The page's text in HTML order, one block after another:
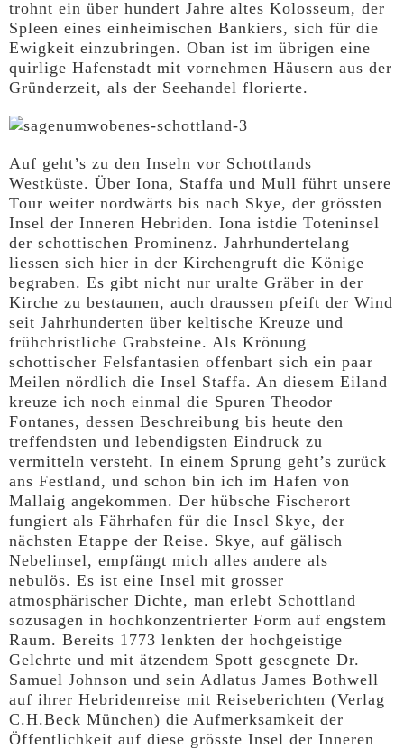
trohnt ein über hundert Jahre altes Kolosseum, der
Spleen eines einheimischen Bankiers, sich für die
Ewigkeit einzubringen. Oban ist im übrigen eine
quirlige Hafenstadt mit vornehmen Häusern aus der
Gründerzeit, als der Seehandel florierte.
Auf geht’s zu den Inseln vor Schottlands
Westküste. Über Iona, Staffa und Mull führt unsere
Tour weiter nordwärts bis nach Skye, der grössten
Insel der Inneren Hebriden. Iona istdie Toteninsel
der schottischen Prominenz. Jahrhundertelang
liessen sich hier in der Kirchengruft die Könige
begraben. Es gibt nicht nur uralte Gräber in der
Kirche zu bestaunen, auch draussen pfeift der Wind
seit Jahrhunderten über keltische Kreuze und
frühchristliche Grabsteine. Als Krönung
schottischer Felsfantasien offenbart sich ein paar
Meilen nördlich die Insel Staffa. An diesem Eiland
kreuze ich noch einmal die Spuren Theodor
Fontanes, dessen Beschreibung bis heute den
treffendsten und lebendigsten Eindruck zu
vermitteln versteht. In einem Sprung geht’s zurück
ans Festland, und schon bin ich im Hafen von
Mallaig angekommen. Der hübsche Fischerort
fungiert als Fährhafen für die Insel Skye, der
nächsten Etappe der Reise. Skye, auf gälisch
Nebelinsel, empfängt mich alles andere als
nebulös. Es ist eine Insel mit grosser
atmosphärischer Dichte, man erlebt Schottland
sozusagen in hochkonzentrierter Form auf engstem
Raum. Bereits 1773 lenkten der hochgeistige
Gelehrte und mit ätzendem Spott gesegnete Dr.
Samuel Johnson und sein Adlatus James Bothwell
auf ihrer Hebridenreise mit Reiseberichten (Verlag
C.H.Beck München) die Aufmerksamkeit der
Öffentlichkeit auf diese grösste Insel der Inneren